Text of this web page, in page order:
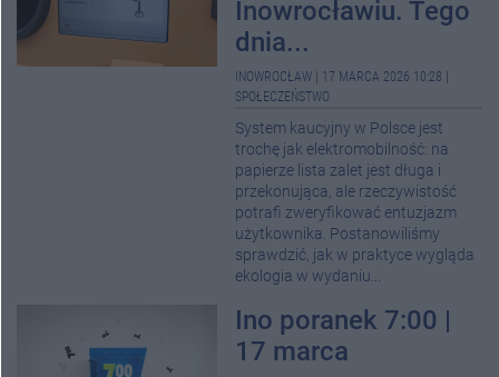
Inowrocławiu. Tego
dnia...
INOWROCŁAW 17 MARCA 2026 10:28
SPOŁECZEŃSTWO
System kaucyjny w Polsce jest
trochę jak elektromobilność: na
papierze lista zalet jest długa i
przekonująca, ale rzeczywistość
potrafi zweryfikować entuzjazm
użytkownika. Postanowiliśmy
sprawdzić, jak w praktyce wygląda
ekologia w wydaniu...
Ino poranek 7:00 |
17 marca